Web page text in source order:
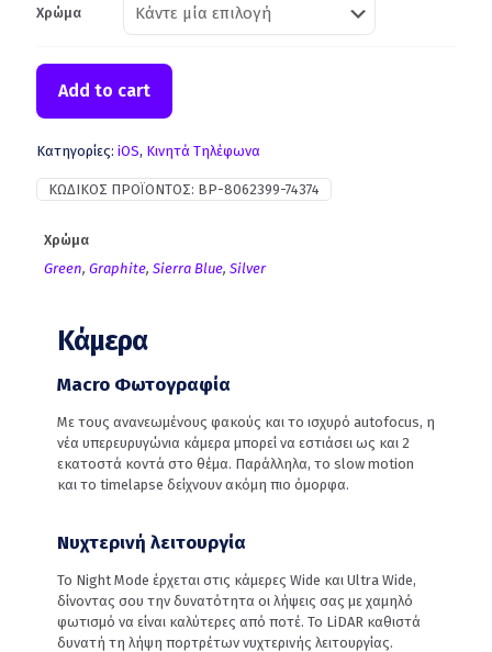
Χρώμα
Add to cart
Κατηγορίες: iOS, Κινητά Τηλέφωνα
ΚΩΔΙΚΌΣ ΠΡΟΪΌΝΤΟΣ: BP-8062399-74374
Χρώμα
Green, Graphite, Sierra Blue, Silver
Κάμερα
Macro Φωτογραφία
Με τους ανανεωμένους φακούς και το ισχυρό autofocus, η
νέα υπερευρυγώνια κάμερα μπορεί να εστιάσει ως και 2
εκατοστά κοντά στο θέμα. Παράλληλα, το slow motion
και το timelapse δείχνουν ακόμη πιο όμορφα.
Νυχτερινή λειτουργία
Το Night Mode έρχεται στις κάμερες Wide και Ultra Wide,
δίνοντας σου την δυνατότητα οι λήψεις σας με χαμηλό
φωτισμό να είναι καλύτερες από ποτέ. Το LiDAR καθιστά
δυνατή τη λήψη πορτρέτων νυχτερινής λειτουργίας.